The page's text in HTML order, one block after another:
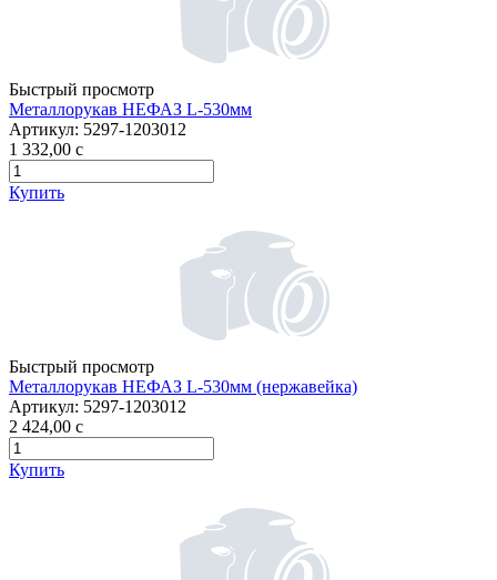
Быстрый просмотр
Металлорукав НЕФАЗ L-530мм
Артикул: 5297-1203012
1 332,00 c
Купить
Быстрый просмотр
Металлорукав НЕФАЗ L-530мм (нержавейка)
Артикул: 5297-1203012
2 424,00 c
Купить